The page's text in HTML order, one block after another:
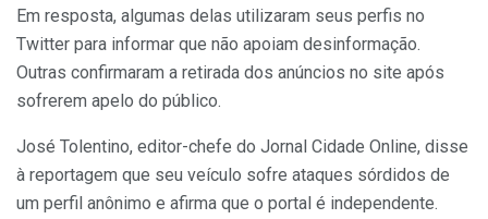
Em resposta, algumas delas utilizaram seus perfis no
Twitter para informar que não apoiam desinformação.
Outras confirmaram a retirada dos anúncios no site após
sofrerem apelo do público.
José Tolentino, editor-chefe do Jornal Cidade Online, disse
à reportagem que seu veículo sofre ataques sórdidos de
um perfil anônimo e afirma que o portal é independente.